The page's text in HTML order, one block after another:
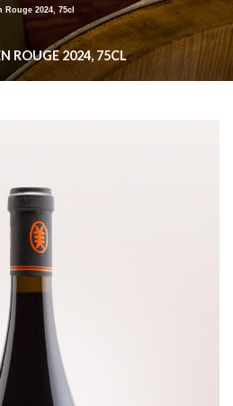
Rouge 2024, 75cl
ROUGE 2024, 75CL